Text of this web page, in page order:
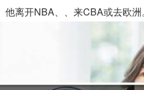
他离开NBA、、来CBA或去欧洲